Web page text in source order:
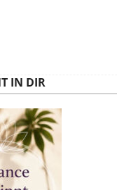
IN DIR